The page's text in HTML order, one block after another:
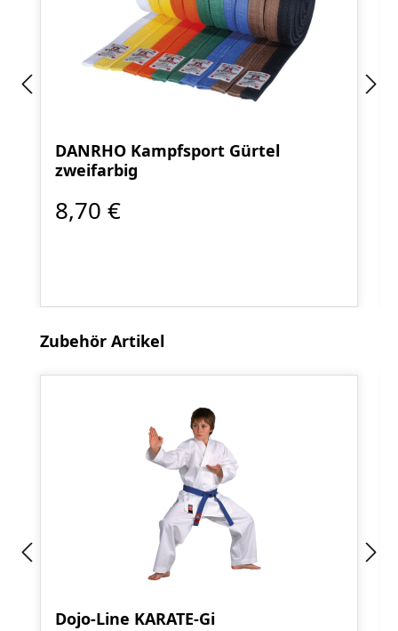
DANRHO Kampfsport Gürtel
zweifarbig
8,70 €
Produktgalerie überspringen
Zubehör Artikel
Dojo-Line KARATE-Gi